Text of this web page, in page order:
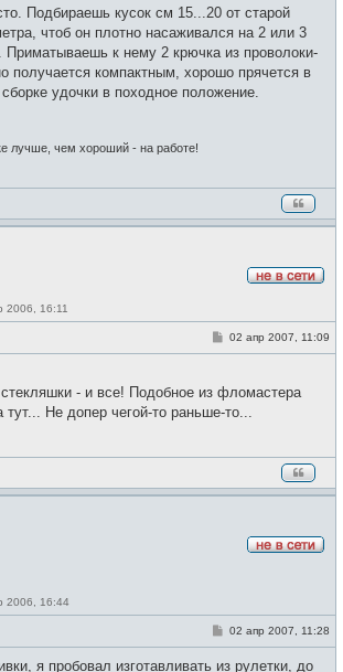
Подбираешь кусок см 15...20 от старой
чтоб он плотно насаживался на 2 или 3
Приматываешь к нему 2 крючка из проволоки-
получается компактным, хорошо прячется в
удочки в походное положение.
лучше, чем хороший - на работе!
е
т
2006, 16:11
С
щ
н
02 апр 2007, 11:09
- и все! Подобное из фломастера
Не допер чегой-то раньше-то...
е
т
2006, 16:44
С
б
02 апр 2007, 11:28
я пробовал изготавливать из рулетки, до